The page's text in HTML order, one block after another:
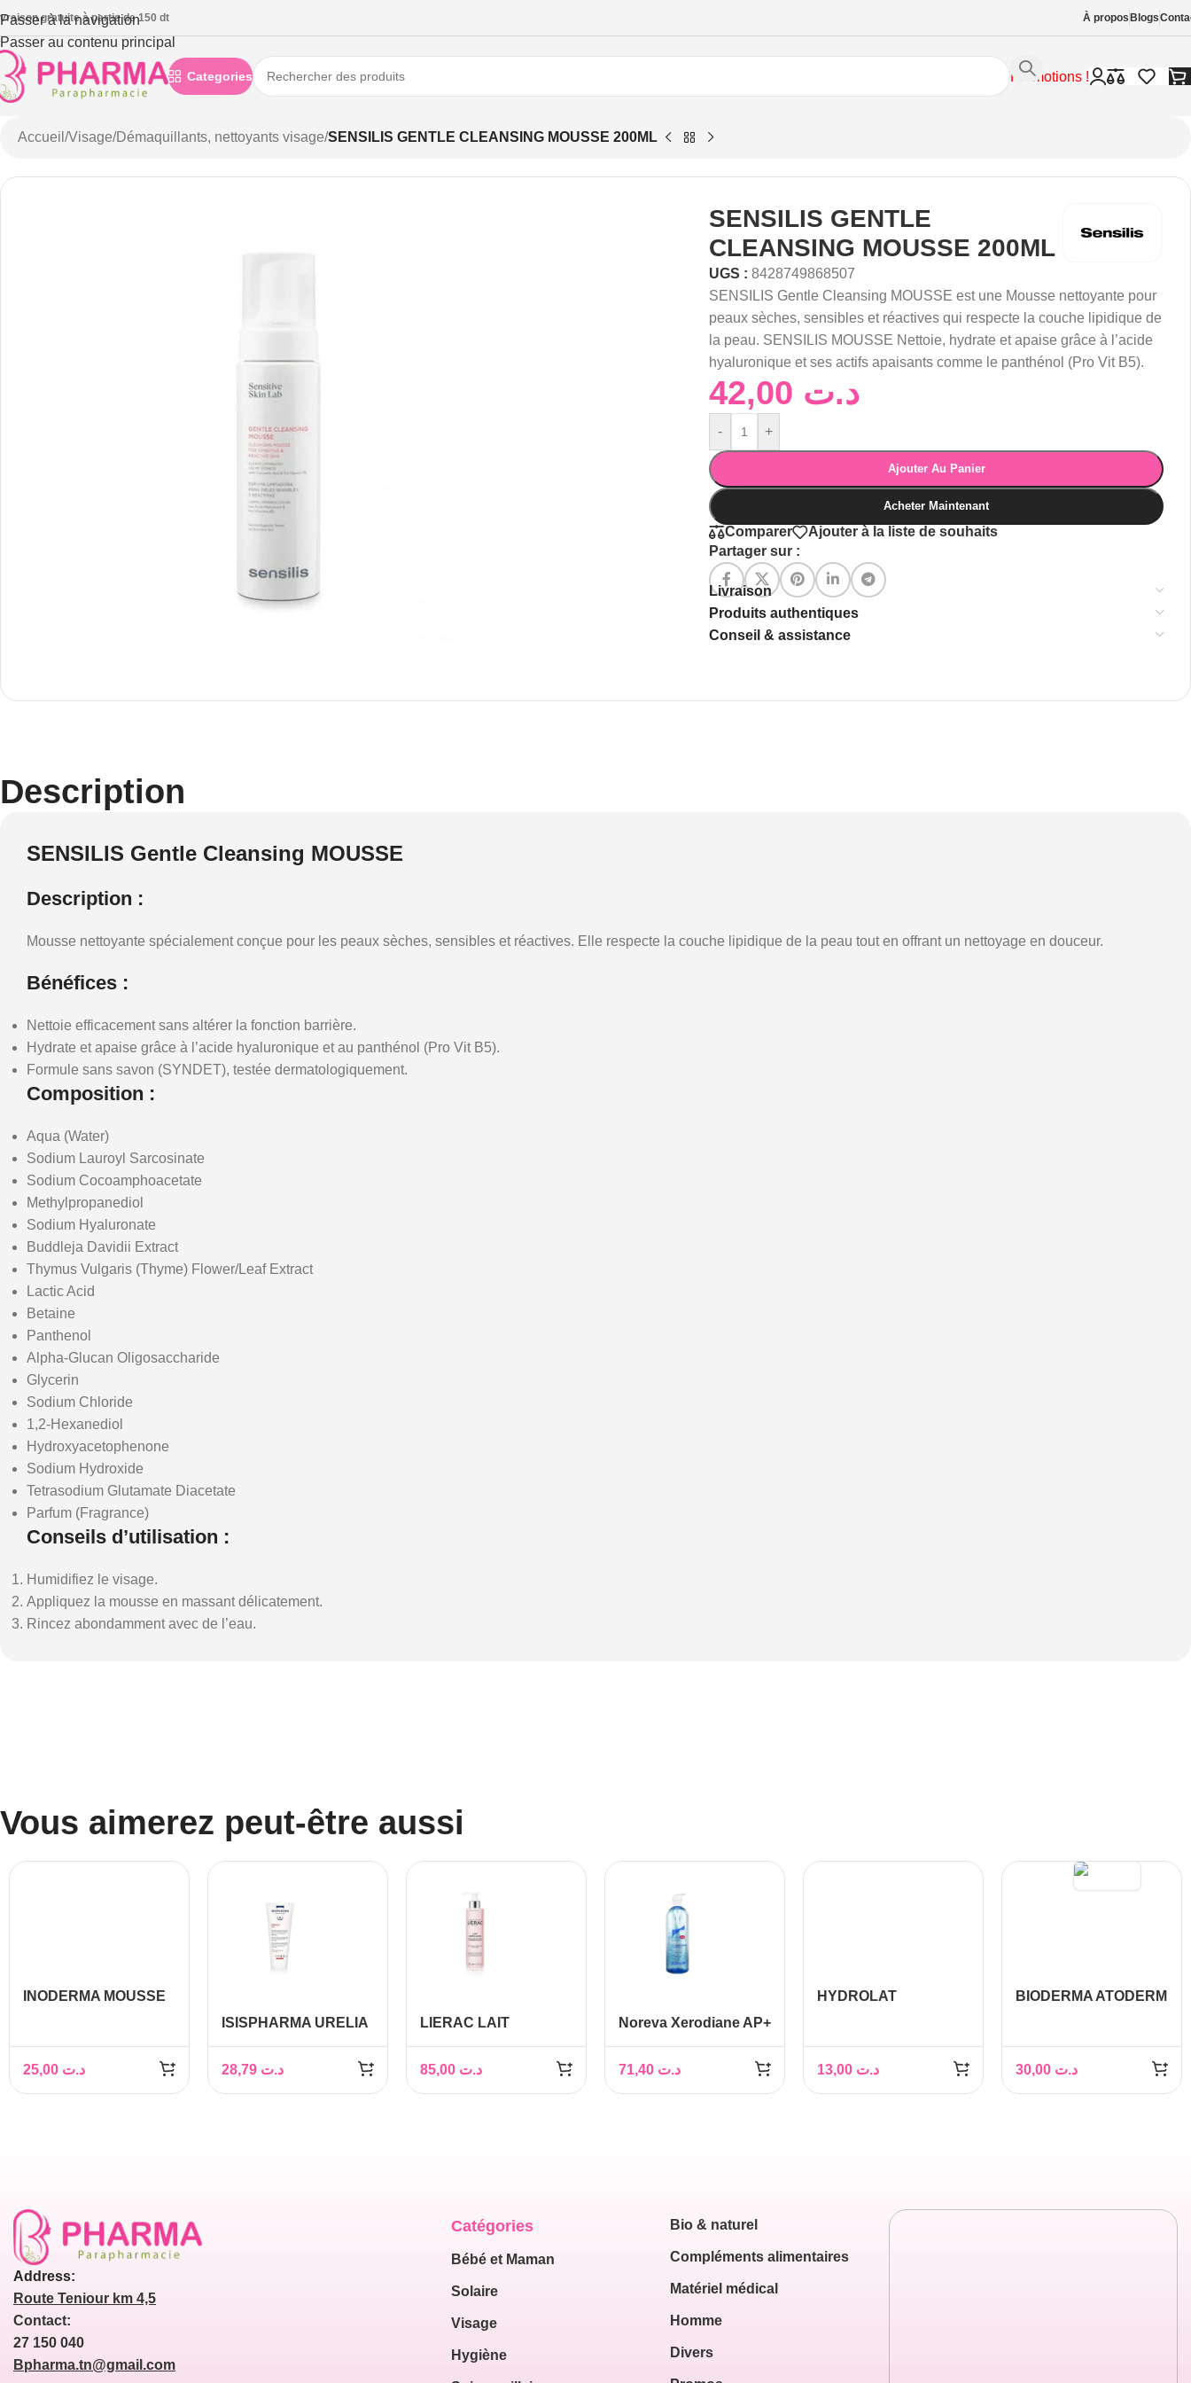
Passer à la navigation
Passer au contenu principal
gratuite à partie de 150 dt À propos Blogs
Categories Promotions !
Accueil /Visage/Démaquillants, nettoyants visage/SENSILIS GENTLE CLEANSING MOUSSE 200ML
SENSILIS GENTLE
CLEANSING MOUSSE 200ML
UGS :8428749868507
SENSILIS Gentle Cleansing MOUSSE est une Mousse nettoyante pour
peaux sèches, sensibles et réactives qui respecte la couche lipidique de
la peau. SENSILIS MOUSSE Nettoie, hydrate et apaise grâce à l’acide
hyaluronique et ses actifs apaisants comme le panthénol (Pro Vit B5).
د.ت
- +
Ajouter Au Panier
Acheter Maintenant
Comparer
Ajouter à la liste de souhaits
Partager sur :
Livraison
Produits authentiques
Conseil & assistance
Description
SENSILIS Gentle Cleansing MOUSSE
Description :
Mousse nettoyante spécialement conçue pour les peaux sèches, sensibles et réactives. Elle respecte la couche lipidique de la peau tout en offrant un nettoyage en douceur.
Bénéfices :
Nettoie efficacement sans altérer la fonction barrière.
Hydrate et apaise grâce à l’acide hyaluronique et au panthénol (Pro Vit B5).
Formule sans savon (SYNDET), testée dermatologiquement.
Composition :
Aqua (Water)
Sodium Lauroyl Sarcosinate
Sodium Cocoamphoacetate
Methylpropanediol
Sodium Hyaluronate
Buddleja Davidii Extract
Thymus Vulgaris (Thyme) Flower/Leaf Extract
Lactic Acid
Betaine
Panthenol
Alpha-Glucan Oligosaccharide
Glycerin
Sodium Chloride
1,2-Hexanediol
Hydroxyacetophenone
Sodium Hydroxide
Tetrasodium Glutamate Diacetate
Parfum (Fragrance)
Conseils d’utilisation :
Humidifiez le visage.
Appliquez la mousse en massant délicatement.
Rincez abondamment avec de l’eau.
Vous aimerez peut-être aussi
INODERMA MOUSSE
د.ت
ISISPHARMA URELIA
EXFOLIANT 200ML
د.ت
LIERAC LAIT
NETTOYANT VISAGE
ET YEUX – 200ml
د.ت
Noreva Xerodiane AP+
د.ت
HYDROLAT
د.ت
BIODERMA ATODERM
د.ت
Address:
Route Teniour km 4,5
Contact:
27 150 040
Bpharma.tn@gmail.com
Catégories
Bébé et Maman
Solaire
Visage
Hygiène
Bio & naturel
Compléments alimentaires
Matériel médical
Homme
Divers